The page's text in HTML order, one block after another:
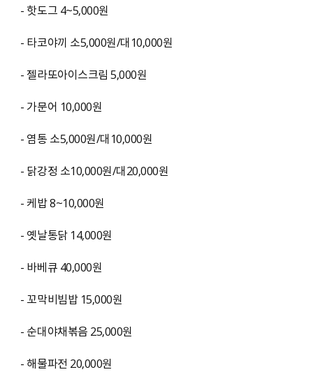
- 핫도그 4~5,000원
- 타코야끼 소5,000원/대10,000원
- 젤라또아이스크림 5,000원
- 가문어 10,000원
- 염통 소5,000원/대10,000원
- 닭강정 소10,000원/대20,000원
- 케밥 8~10,000원
- 옛날통닭 14,000원
- 바베큐 40,000원
- 꼬막비빔밥 15,000원
- 순대야채볶음 25,000원
- 해물파전 20,000원